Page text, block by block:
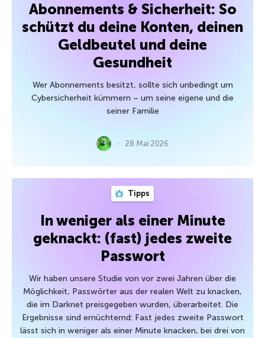
Abonnements & Sicherheit: So
schützt du deine Konten, deinen
Geldbeutel und deine
Gesundheit
Wer Abonnements besitzt, sollte sich unbedingt um
Cybersicherheit kümmern – um seine eigene und die
seiner Familie
28 Mai 2026
Tipps
In weniger als einer Minute
geknackt: (fast) jedes zweite
Passwort
Wir haben unsere Studie von vor zwei Jahren über die
Möglichkeit, Passwörter aus der realen Welt zu knacken,
die im Darknet preisgegeben wurden, überarbeitet. Die
Ergebnisse sind ernüchternd: Fast jedes zweite Passwort
lässt sich in weniger als einer Minute knacken, bei drei von